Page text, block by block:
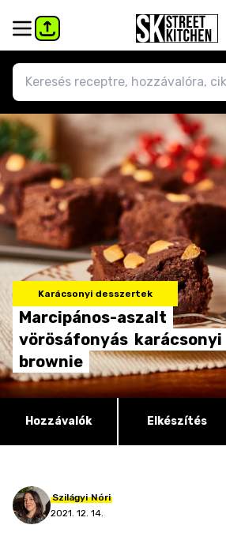
Karácsonyi desszertek
Marcipános-aszalt
vörösáfonyás karácsonyi
brownie
Hozzávalók Elkészítés
Szilágyi Nóri
2021. 12. 14.